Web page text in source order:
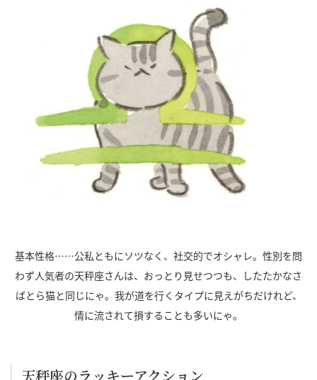
基本性格……公私ともにソツなく、社交的でオシャレ。性別を問
わず人気者の天秤座さんは、おっとり見せつつも、したたかなさ
ばとら猫と同じにゃ。我が道を行くタイプに見えがちだけれど、
情に流されて損することも多いにゃ。
天秤座のラッキーアクション